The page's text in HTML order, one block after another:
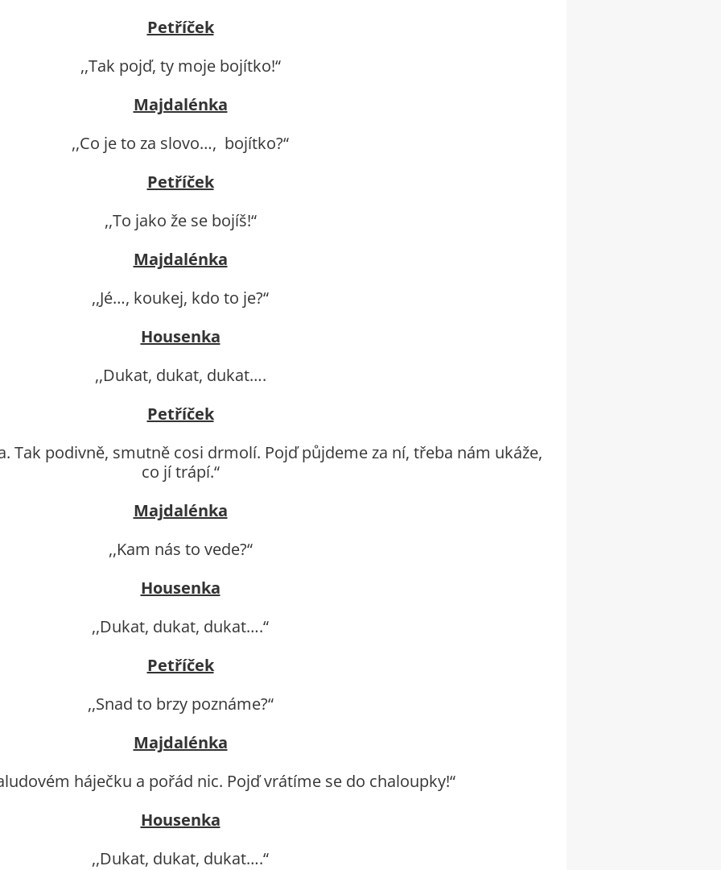
Petříček
,,Tak pojď, ty moje bojítko!“
Majdalénka
,,Co je to za slovo…, bojítko?“
Petříček
,,To jako že se bojíš!“
Majdalénka
,,Jé…, koukej, kdo to je?“
Housenka
,,Dukat, dukat, dukat….
Petříček
Tak podivně, smutně cosi drmolí. Pojď půjdeme za ní, třeba nám ukáže,
co jí trápí.“
Majdalénka
,,Kam nás to vede?“
Housenka
,,Dukat, dukat, dukat….“
Petříček
,,Snad to brzy poznáme?“
Majdalénka
háječku a pořád nic. Pojď vrátíme se do chaloupky!“
Housenka
,,Dukat, dukat, dukat….“